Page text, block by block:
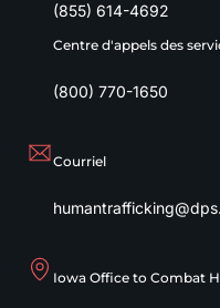
(855) 614-4692
Centre d'appels des
(800) 770-1650
Courriel
Iowa Office to Combat